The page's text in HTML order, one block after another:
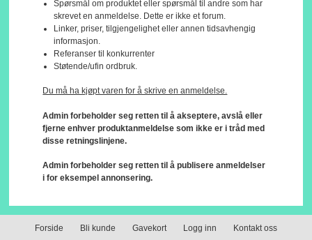
Spørsmål om produktet eller spørsmål til andre som har
skrevet en anmeldelse. Dette er ikke et forum.
Linker, priser, tilgjengelighet eller annen tidsavhengig
informasjon.
Referanser til konkurrenter
Støtende/ufin ordbruk.
Du må ha kjøpt varen for å skrive en anmeldelse.
Admin forbeholder seg retten til å akseptere, avslå eller
fjerne enhver produktanmeldelse som ikke er i tråd med
disse retningslinjene.
Admin forbeholder seg retten til å publisere anmeldelser
i for eksempel annonsering.
Forside Bli kunde Gavekort Logg inn Kontakt oss